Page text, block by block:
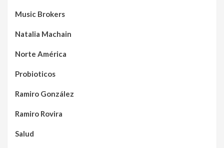
Music Brokers
Natalia Machain
Norte América
Probioticos
Ramiro González
Ramiro Rovira
Salud